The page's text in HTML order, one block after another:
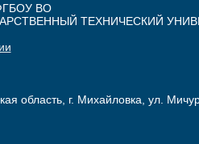
ВО
ТЕХНИЧЕСКИЙ
область, г. Михайловка, ул.